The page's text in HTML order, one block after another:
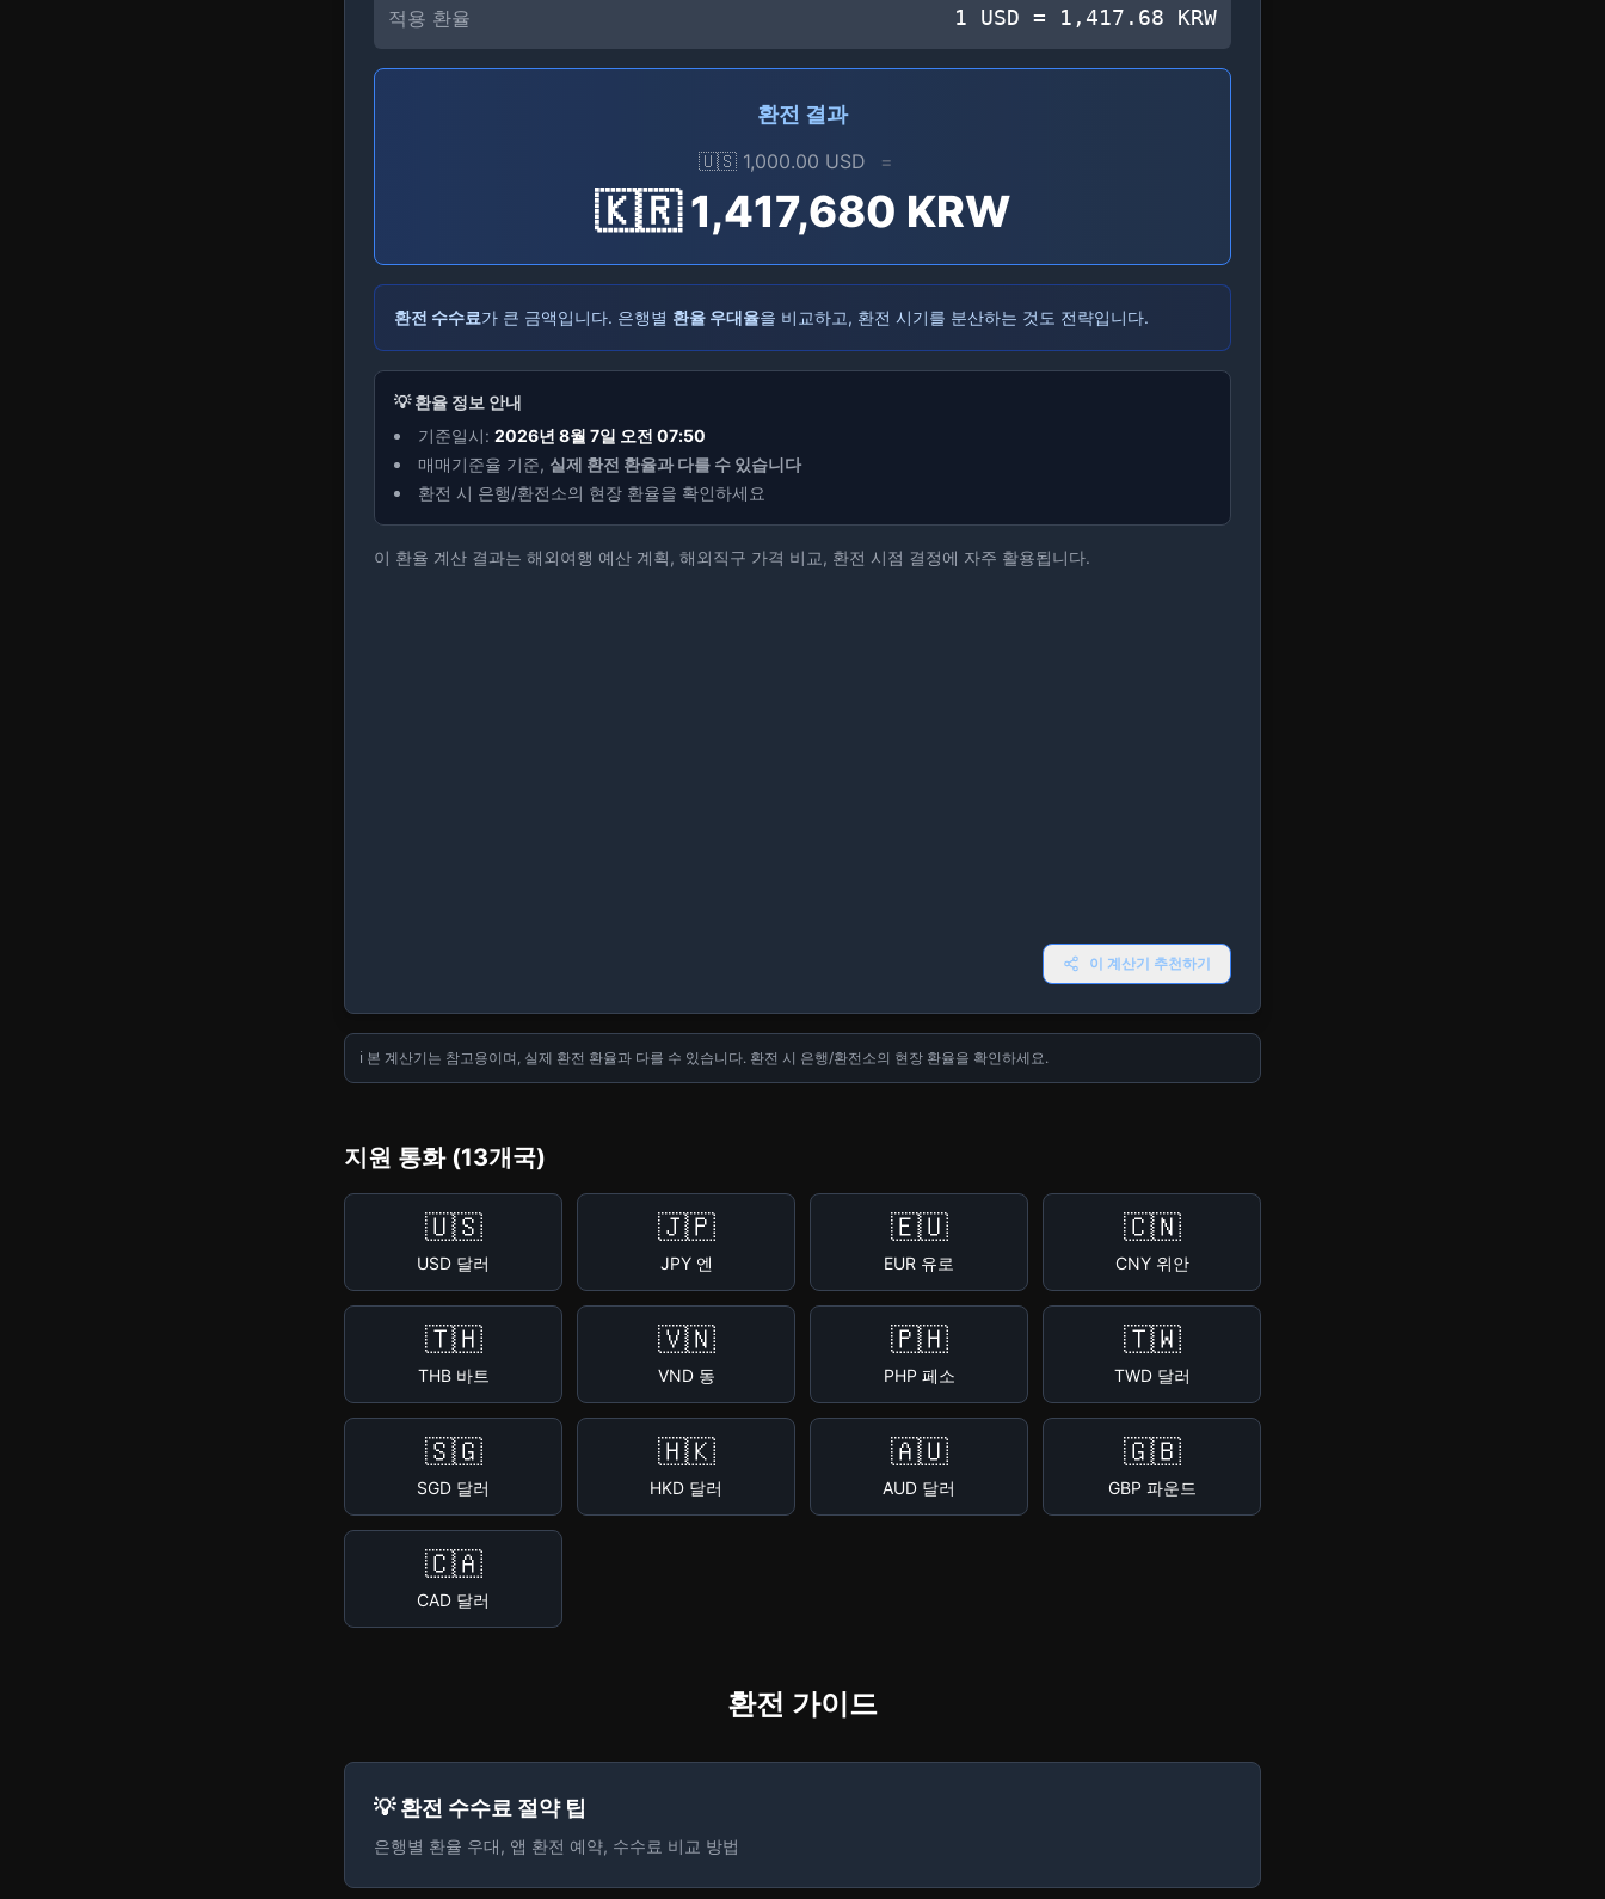
적용 환율 1 USD = 1,417.68 KRW
환전 결과
🇺🇸 1,000.00 USD =
🇰🇷 1,417,680 KRW
환전 수수료가 큰 금액입니다. 은행별 환율 우대율을 비교하고, 환전 시기를 분산하는 것도 전략입니다.
💡 환율 정보 안내
기준일시: 2026년 8월 7일 오전 07:50
매매기준율 기준, 실제 환전 환율과 다를 수 있습니다
환전 시 은행/환전소의 현장 환율을 확인하세요
이 환율 계산 결과는 해외여행 예산 계획, 해외직구 가격 비교, 환전 시점 결정에 자주 활용됩니다.
이 계산기 추천하기
ℹ️ 본 계산기는 참고용이며, 실제 환전 환율과 다를 수 있습니다. 환전 시 은행/환전소의 현장 환율을 확인하세요.
지원 통화 (13개국)
🇺🇸
USD 달러
🇯🇵
JPY 엔
🇪🇺
EUR 유로
🇨🇳
CNY 위안
🇹🇭
THB 바트
🇻🇳
VND 동
🇵🇭
PHP 페소
🇹🇼
TWD 달러
🇸🇬
SGD 달러
🇭🇰
HKD 달러
🇦🇺
AUD 달러
🇬🇧
GBP 파운드
🇨🇦
CAD 달러
환전 가이드
💡 환전 수수료 절약 팁
은행별 환율 우대, 앱 환전 예약, 수수료 비교 방법